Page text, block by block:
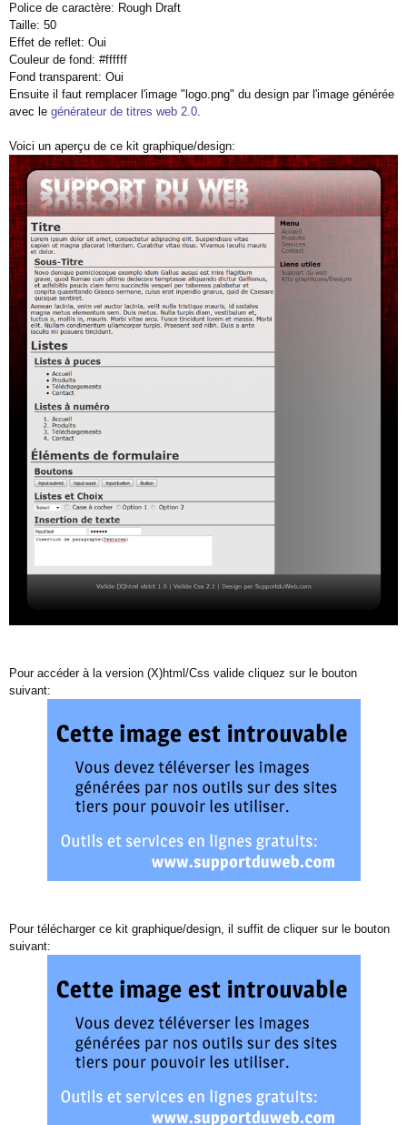
Police de caractère: Rough Draft
Taille: 50
Effet de reflet: Oui
Couleur de fond: #ffffff
Fond transparent: Oui
Ensuite il faut remplacer l'image "logo.png" du design par l'image générée
avec le générateur de titres web 2.0.
Voici un aperçu de ce kit graphique/design:
Pour accéder à la version (X)html/Css valide cliquez sur le bouton
suivant:
Pour télécharger ce kit graphique/design, il suffit de cliquer sur le bouton
suivant: